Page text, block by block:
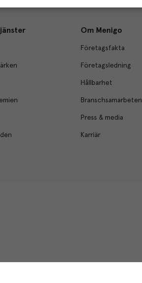
Om Menigo
Företagsfakta
Företagsledning
Hållbarhet
Branschsamarbeten
Press & media
Karriär